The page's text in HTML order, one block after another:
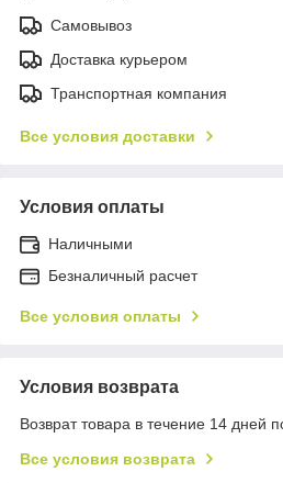
Самовывоз
Доставка курьером
Транспортная компания
Все условия доставки
Условия оплаты
Наличными
Безналичный расчет
Все условия оплаты
Условия возврата
Возврат товара в течение 14 дней
Все условия возврата